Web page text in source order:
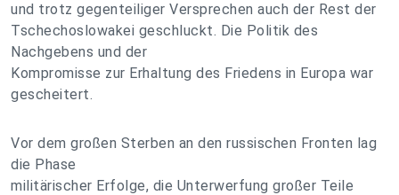
und trotz gegenteiliger Versprechen auch der Rest der
Tschechoslowakei geschluckt. Die Politik des
Nachgebens und der
Kompromisse zur Erhaltung des Friedens in Europa war
gescheitert.
Vor dem großen Sterben an den russischen Fronten lag
die Phase
militärischer Erfolge, die Unterwerfung großer Teile